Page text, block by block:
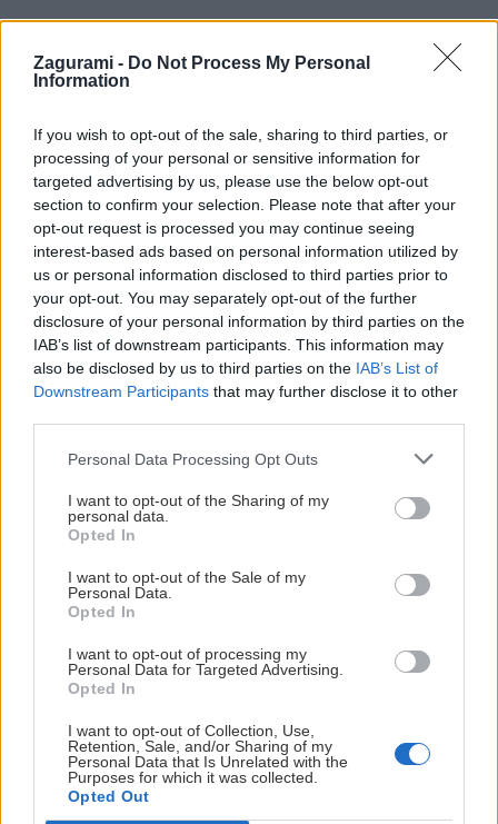
Zagurami - Do Not Process My Personal
Information
If you wish to opt-out of the sale, sharing to third parties, or
processing of your personal or sensitive information for
targeted advertising by us, please use the below opt-out
section to confirm your selection. Please note that after your
opt-out request is processed you may continue seeing
interest-based ads based on personal information utilized by
us or personal information disclosed to third parties prior to
your opt-out. You may separately opt-out of the further
disclosure of your personal information by third parties on the
IAB’s list of downstream participants. This information may
also be disclosed by us to third parties on the IAB’s List of
Downstream Participants that may further disclose it to other
Personal Data Processing Opt Outs
I want to opt-out of the Sharing of my
personal data.
Opted In
I want to opt-out of the Sale of my
Personal Data.
Opted In
I want to opt-out of processing my
Personal Data for Targeted Advertising.
Opted In
I want to opt-out of Collection, Use,
Retention, Sale, and/or Sharing of my
Personal Data that Is Unrelated with the
Purposes for which it was collected.
Opted Out
Jaro 9. januára 2016
Veitsch netradične, sever aj juh na jeden
záťah
Jaro 8. februára 2017